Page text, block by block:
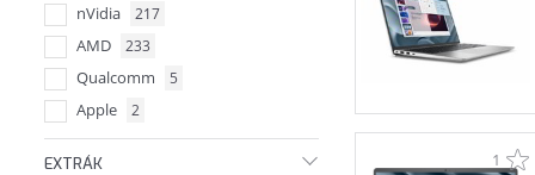
nVidia 217
AMD 233
Qualcomm 5
Apple 2
EXTRÁK 1